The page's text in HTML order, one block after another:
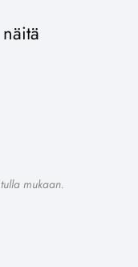
mukaan.